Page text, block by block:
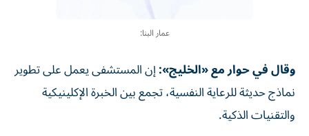
عمار البنا:
وقال في حوار مع «الخليج»:إن المستشفى يعمل على تطوير
نماذج حديثة للرعاية النفسية، تجمع بين الخبرة الإكلينيكية
والتقنيات الذكية.